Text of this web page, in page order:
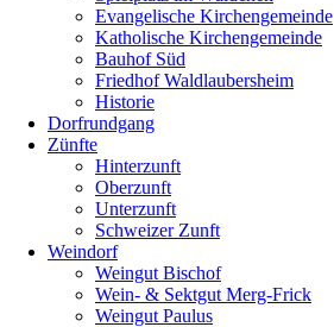
Evangelische Kirchengemeinde
Katholische Kirchengemeinde
Bauhof Süd
Friedhof Waldlaubersheim
Historie
Dorfrundgang
Zünfte
Hinterzunft
Oberzunft
Unterzunft
Schweizer Zunft
Weindorf
Weingut Bischof
Wein- & Sektgut Merg-Frick
Weingut Paulus